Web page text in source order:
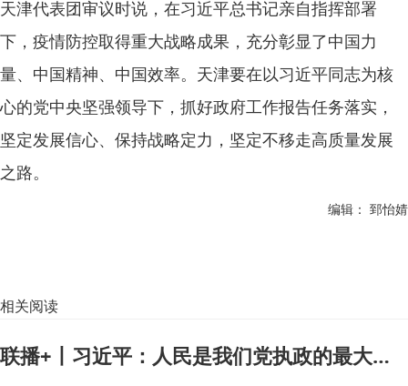
天津代表团审议时说，在习近平总书记亲自指挥部署
下，疫情防控取得重大战略成果，充分彰显了中国力
量、中国精神、中国效率。天津要在以习近平同志为核
心的党中央坚强领导下，抓好政府工作报告任务落实，
坚定发展信心、保持战略定力，坚定不移走高质量发展
之路。
编辑： 郅怡婧
相关阅读
联播+丨习近平：人民是我们党执政的最大底气